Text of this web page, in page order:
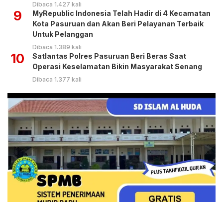
Dibaca 1.427 kali
9
MyRepublic Indonesia Telah Hadir di 4 Kecamatan
Kota Pasuruan dan Akan Beri Pelayanan Terbaik
Untuk Pelanggan
Dibaca 1.389 kali
10
Satlantas Polres Pasuruan Beri Beras Saat
Operasi Keselamatan Bikin Masyarakat Senang
Dibaca 1.377 kali